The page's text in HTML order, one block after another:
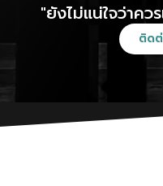
"ยังไม่แน่ใจว่าค
ติด